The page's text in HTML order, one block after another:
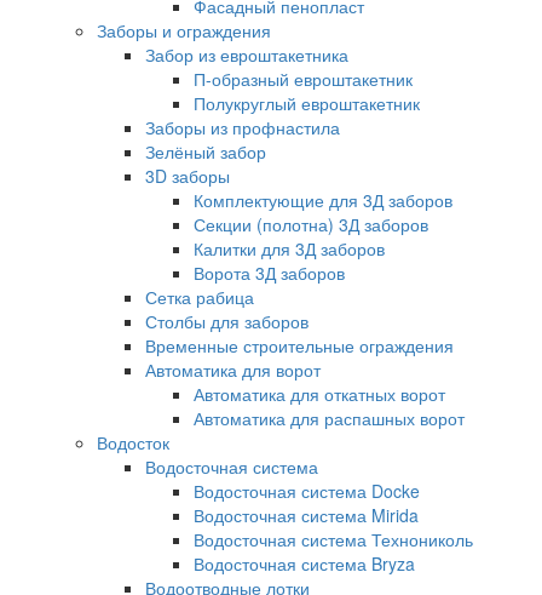
Фасадный пенопласт
Заборы и ограждения
Забор из евроштакетника
П-образный евроштакетник
Полукруглый евроштакетник
Заборы из профнастила
Зелёный забор
3D заборы
Комплектующие для 3Д заборов
Секции (полотна) 3Д заборов
Калитки для 3Д заборов
Ворота 3Д заборов
Сетка рабица
Столбы для заборов
Временные строительные ограждения
Автоматика для ворот
Автоматика для откатных ворот
Автоматика для распашных ворот
Водосток
Водосточная система
Водосточная система Docke
Водосточная система Mirida
Водосточная система Технониколь
Водосточная система Bryza
Водоотводные лотки